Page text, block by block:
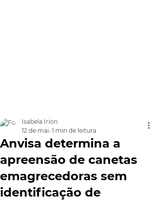
Anvisa determina a
apreensão de canetas
emagrecedoras sem
identificação de
Isabela Irion
12 de mai. 1 min de leitura